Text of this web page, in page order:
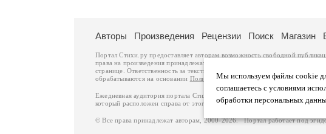
Мы используем файлы cookie
соглашаетесь с условиями
обработки персональных
Авторы Произведения Рецензии Поиск Магазин
Портал Стихи.ру предоставляет авторам возможность свободной
права на произведения принадлежат авторам и охраняются
.
странице. Ответственность за тексты произведений авторы несут
обрабатываются на основании Политики обработки персональных данных.
Ежедневная аудитория портала Стихи.ру – порядка 200 тысяч
который расположен справа от этого текста. В каждой графе указано по
© Все права принадлежат авторам, 2000-2026. Портал работает под